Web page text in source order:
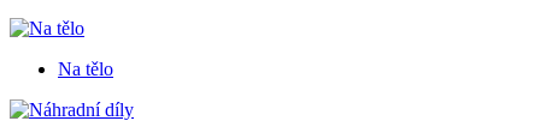
Na tělo